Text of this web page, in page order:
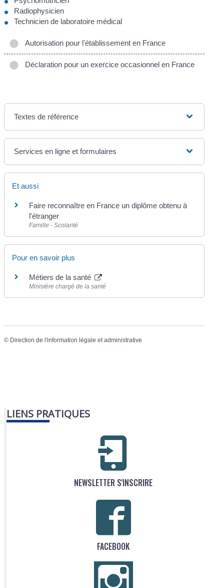
Radiophysicien
Technicien de laboratoire médical
Autorisation pour l'établissement en France
Déclaration pour un exercice occasionnel en France
Textes de référence
Services en ligne et formulaires
Et aussi
Faire reconnaître en France un diplôme obtenu à
l'étranger
Famille - Scolarité
Pour en savoir plus
Métiers de la santé
Ministère chargé de la santé
© Direction de l'information légale et administrative
LIENS PRATIQUES
NEWSLETTER S'INSCRIRE
FACEBOOK